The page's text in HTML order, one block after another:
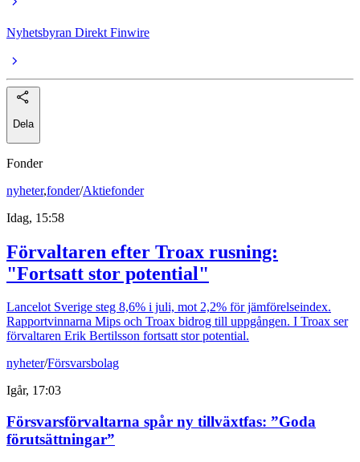
Nyhetsbyran Direkt Finwire
Dela
Fonder
nyheter,fonder/Aktiefonder
Idag, 15:58
Förvaltaren efter Troax rusning:
"Fortsatt stor potential"
Lancelot Sverige steg 8,6% i juli, mot 2,2% för jämförelseindex.
Rapportvinnarna Mips och Troax bidrog till uppgången. I Troax ser
förvaltaren Erik Bertilsson fortsatt stor potential.
nyheter/Försvarsbolag
Igår, 17:03
Försvarsförvaltarna spår ny tillväxtfas: ”Goda
förutsättningar”